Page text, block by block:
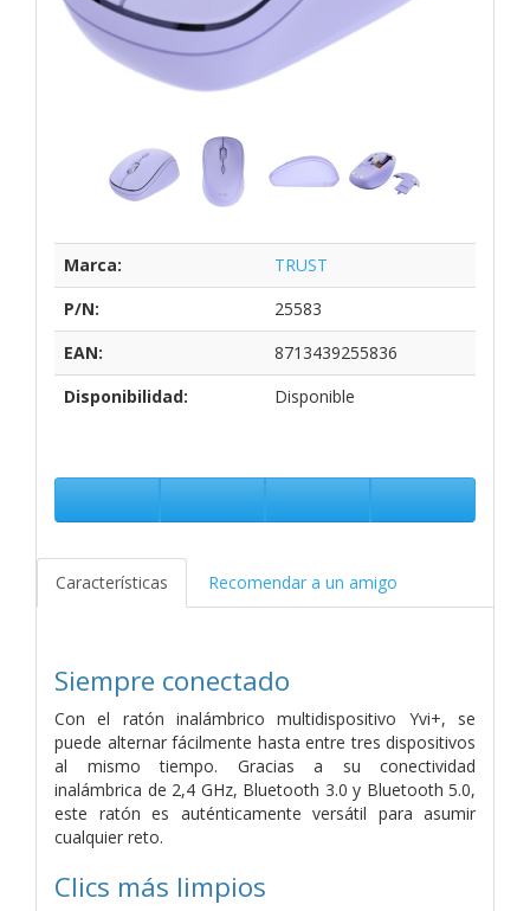
Marca:
TRUST
P/N:
25583
EAN:
8713439255836
Disponibilidad:
Disponible
Características Recomendar a un amigo
Siempre conectado
Con el ratón inalámbrico multidispositivo Yvi+, se
puede alternar fácilmente hasta entre tres dispositivos
al mismo tiempo. Gracias a su conectividad
inalámbrica de 2,4 GHz, Bluetooth 3.0 y Bluetooth 5.0,
este ratón es auténticamente versátil para asumir
cualquier reto.
Clics más limpios